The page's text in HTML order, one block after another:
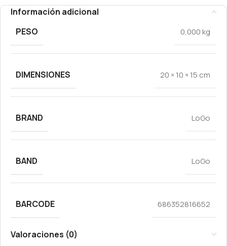
Información adicional
PESO
0,000 kg
DIMENSIONES 20 × 10 × 15 cm
BRAND LoGo
BAND LoGo
BARCODE 686352816652
Valoraciones (0)